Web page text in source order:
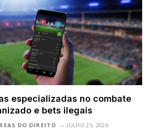
especializadas no combate
e bets ilegais
DO DIREITO JULHO 25, 2026